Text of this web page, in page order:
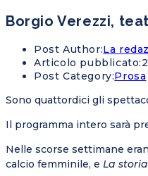
Borgio Verezzi,
Post Author:La
Articolo pubblicato:
Post Category:Prosa
Sono quattordici gli
Il programma intero sarà
Nelle scorse settimane
calcio femminile, e La